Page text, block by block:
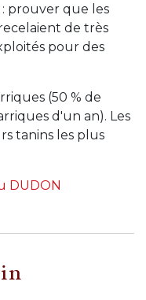
prouver que les
de très
pour des
(50 % de
d'un an). Les
tanins les plus
DUDON